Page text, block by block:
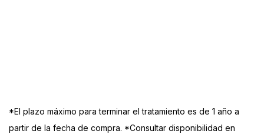
*El plazo máximo para terminar el tratamiento es de 1 año a
partir de la fecha de compra. *Consultar disponibilidad en